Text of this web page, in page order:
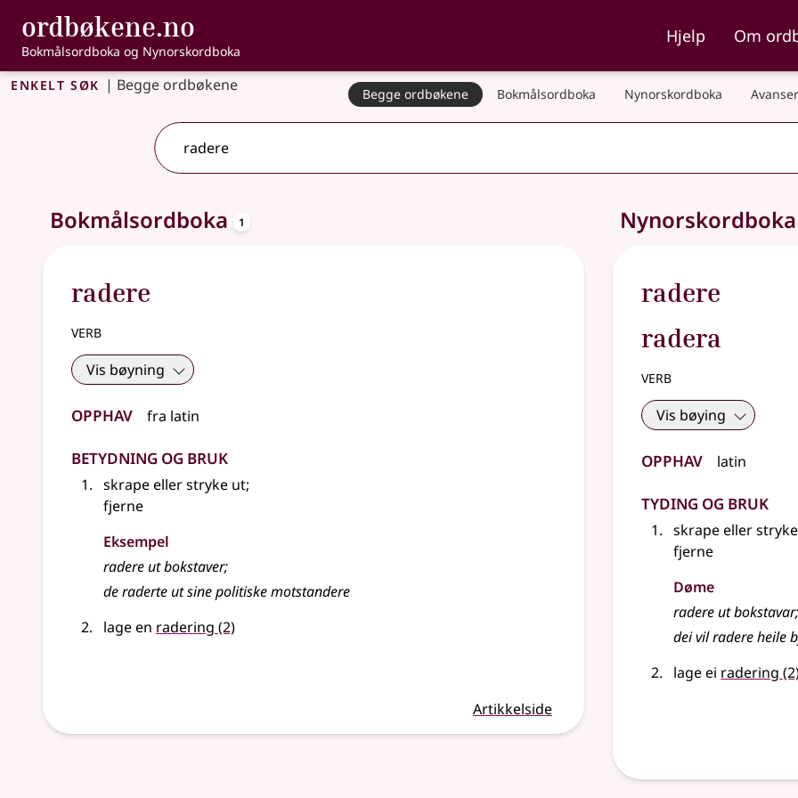
Gå til hovudinnhald
Tilgjenge
ordbøkene.no , Bokmålsordboka og Nynorskordboka
Bokmålsordboka og Nynorskordboka
Hjelp Om
Enkelt søk | Begge ordbøkene Begge ordbøkene Bokmålsordboka Nynorskordboka
Bokmålsordboka 1
radere
verb
Vis bøyning
Opphav fra latin
Betydning og bruk
skrape eller stryke ut;
fjerne
Eksempel
radere ut bokstaver;
de raderte ut sine politiske motstandere
lage en radering (2)
Artikkelside
Nynorskordboka
radere
radera
verb
Vis bøying
Opphav latin
Tyding og bruk
skrape eller
fjerne
Døme
radere ut bokstavar;
dei vil radere heile
lage ei radering